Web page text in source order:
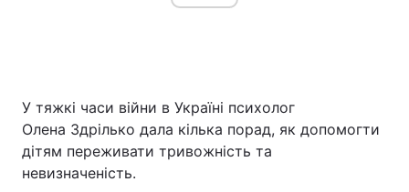
Головна Війна
Україна
У тяжкі часи війни в Україні психолог
Олена Здрілько дала кілька порад, як допомогти
дітям переживати тривожність та
невизначеність.